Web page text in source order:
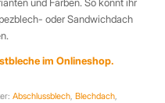
oder Sandwichdach
im Onlineshop.
Abschlussblech, Blechdach,